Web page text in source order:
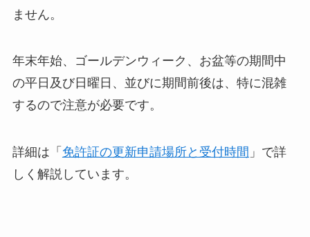
ません。
年末年始、ゴールデンウィーク、お盆等の期間中
の平日及び日曜日、並びに期間前後は、特に混雑
するので注意が必要です。
詳細は「 免許証の更新申請場所と受付時間 」で詳
しく解説しています。